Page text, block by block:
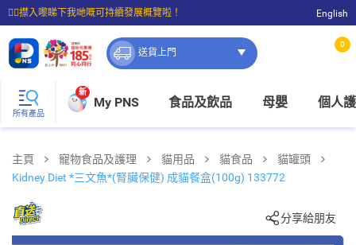
☝🏼㩒入嚟睇下我哋嘅可持續發展概覽啦！
⭐購物滿$399即享免費送貨；滿$100即可免費店取。
English
送貨上門
0
所有產品
新
My PNS 食品及飲品 母嬰 個人
主頁 寵物食品及護理 貓用品 貓食品
貓罐頭
Kidney Diet *三文魚*(腎臟保健) 成貓餐盒(100g) 133772
分享給朋友